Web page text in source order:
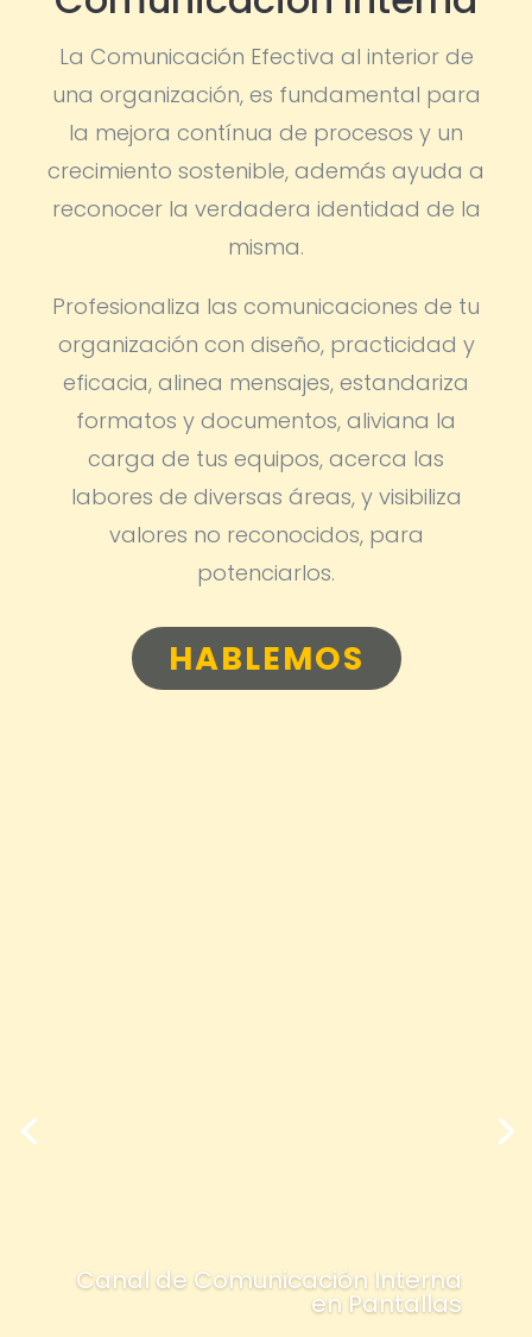
La Comunicación Efectiva al interior de
una organización, es fundamental para
la mejora contínua de procesos y un
crecimiento sostenible, además ayuda a
reconocer la verdadera identidad de la
misma.
Profesionaliza las comunicaciones de tu
organización con diseño, practicidad y
eficacia, alinea mensajes, estandariza
formatos y documentos, aliviana la
carga de tus equipos, acerca las
labores de diversas áreas, y visibiliza
valores no reconocidos, para
potenciarlos.
HABLEMOS
Canal de Comunicación Interna
en Pantallas